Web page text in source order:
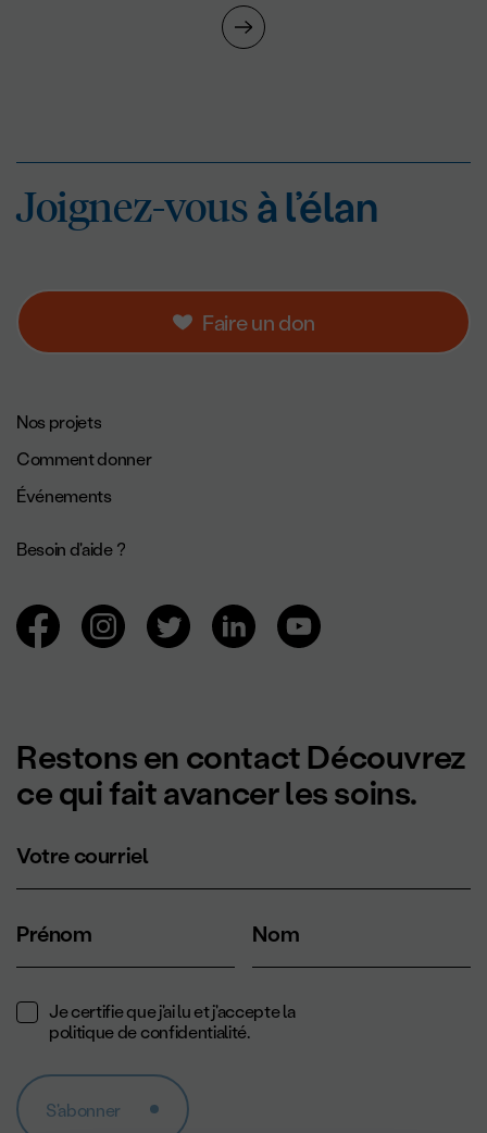
Faire un don
Joignez-vousà
Joignez-vousà l’élan
Navigation de pied de page.
Nos projets
Comment donner
Événements
Besoin d'aide ?
Navigation des réseaux sociaux.
Restons en contact Découvrez
ce qui fait avancer les soins.
Votre courriel
Prénom Nom
Je certifie que j'ai lu et j'accepte la
politique de confidentialité.
S'abonner